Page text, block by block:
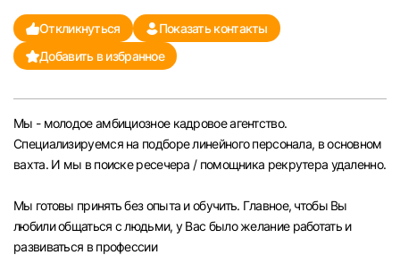
Саратов
Казань
Челябинск
Самара
Откликнуться
Показать контакты
Добавить в избранное
Мы - молодое амбициозное кадровое агентство.
Специализируемся на подборе линейного персонала, в основном
вахта. И мы в поиске ресечера / помощника рекрутера удаленно.
Мы готовы принять без опыта и обучить. Главное, чтобы Вы
любили общаться с людьми, у Вас было желание работать и
развиваться в профессии